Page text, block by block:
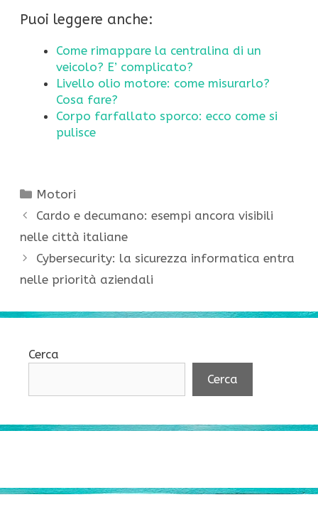
Puoi leggere anche:
Come rimappare la centralina di un
veicolo? E’ complicato?
Livello olio motore: come misurarlo?
Cosa fare?
Corpo farfallato sporco: ecco come si
pulisce
Categorie
Motori
Cardo e decumano: esempi ancora visibili
nelle città italiane
Cybersecurity: la sicurezza informatica entra
nelle priorità aziendali
Cerca
Cerca